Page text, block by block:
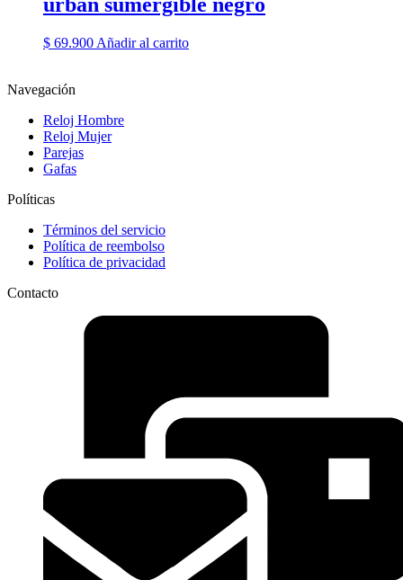
urban sumergible negro
$ 69.900 Añadir al carrito
Navegación
Reloj Hombre
Reloj Mujer
Parejas
Gafas
Políticas
Términos del servicio
Política de reembolso
Política de privacidad
Contacto